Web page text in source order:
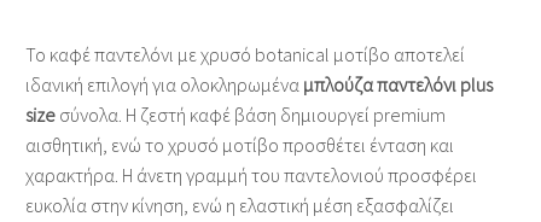
Το καφέ παντελόνι με χρυσό botanical μοτίβο αποτελεί
ιδανική επιλογή για ολοκληρωμένα μπλούζα παντελόνι plus
size σύνολα. Η ζεστή καφέ βάση δημιουργεί premium
αισθητική, ενώ το χρυσό μοτίβο προσθέτει ένταση και
χαρακτήρα. Η άνετη γραμμή του παντελονιού προσφέρει
ευκολία στην κίνηση, ενώ η ελαστική μέση εξασφαλίζει